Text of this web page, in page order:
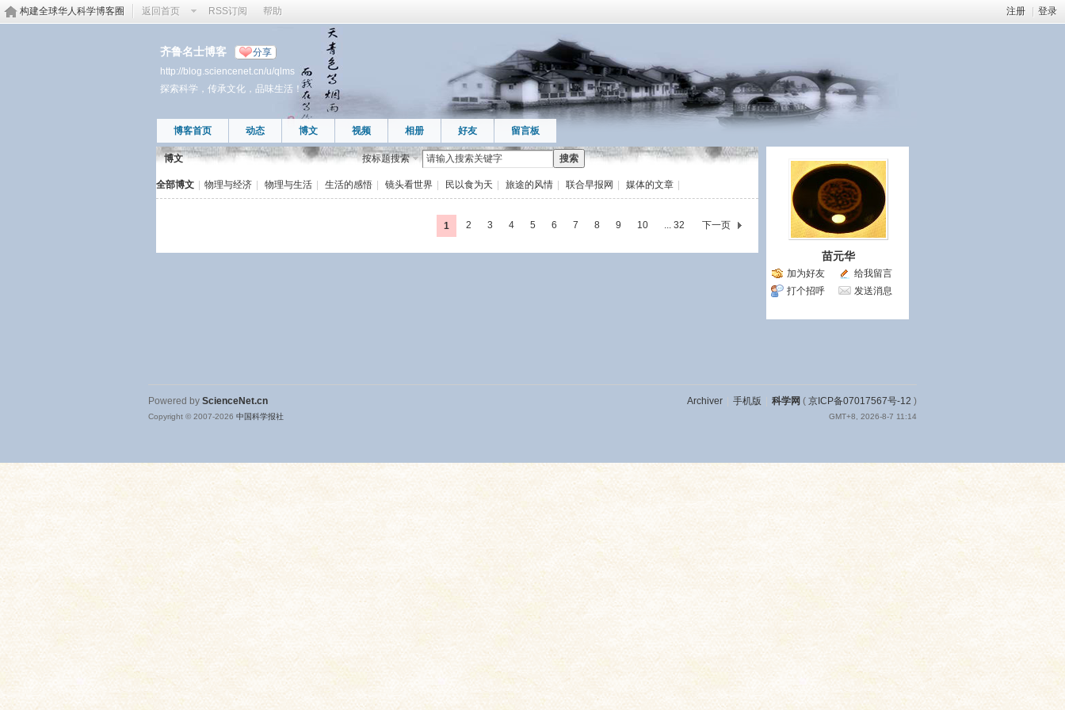
注册 登录
构建全球华人科学博客圈 返回首页 RSS订阅 帮助
齐鲁名士博客 分享
http://blog.sciencenet.cn/u/qlms
探索科学，传承文化，品味生活！
博客首页 动态 博文 视频 相册 好友 留言板
博文 按标题搜索 搜索
全部博文 物理与经济 物理与生活 生活的感悟 镜头看世界 民以食为天 旅途的风情 联合早报网 媒体的文章
1 2 3 4 5 6 7 8 9 10 ... 32 下一页
苗元华
加为好友
给我留言
打个招呼
发送消息
Archiver 手机版 科学网 ( 京ICP备07017567号-12 )
GMT+8, 2026-8-7 11:14
Powered by ScienceNet.cn
Copyright © 2007-2026 中国科学报社